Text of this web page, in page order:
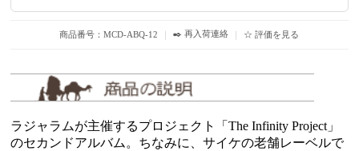
商品番号：MCD-ABQ-12 ｜ ✒️ 再入荷連絡 ｜ ☆ 評価を見る
ラジャラムが主催するプロジェクト「The Infinity Project」
のセカンドアルバム。ちなみに、サイケの老舗レーベルで